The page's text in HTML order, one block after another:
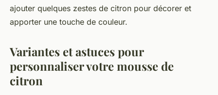
ajouter quelques zestes de citron pour décorer et
apporter une touche de couleur.
Variantes et astuces pour
personnaliser votre mousse de
citron